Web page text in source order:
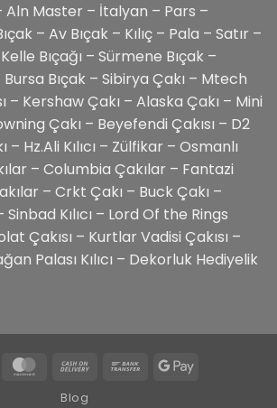
Aln Master – İtalyan – Pars –
– Av Bıçak – Kılıç – Pala – Satır –
Bıçağı – Sürmene Bıçak –
Bıçak – Sibirya Çakı – Mtech
– Kershaw Çakı – Alaska Çakı – Mini
Çakı – Beyefendi Çakısı – D2
– Hz.Ali Kılıcı – Zülfikar – Osmanlı
– Columbia Çakılar – Fantazi
– Crkt Çakı – Buck Çakı –
Kılıcı – Lord Of the Rings
Çakısı – Kurtlar Vadisi Çakısı –
Palası Kılıcı – Dekorluk Hediyelik
Visa MasterCard
Cash
Bank
Google
Blog